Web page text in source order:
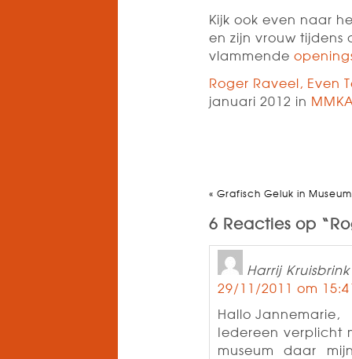
Kijk ook even naar
en zijn vrouw tijdens
vlammende
Roger Raveel, Even
januari 2012 in
« Grafisch Geluk in
6 Reacties op
Harrij Kruisbrink
29/11/2011 om
Hallo Jannemarie,
Iedereen verplicht
museum daar